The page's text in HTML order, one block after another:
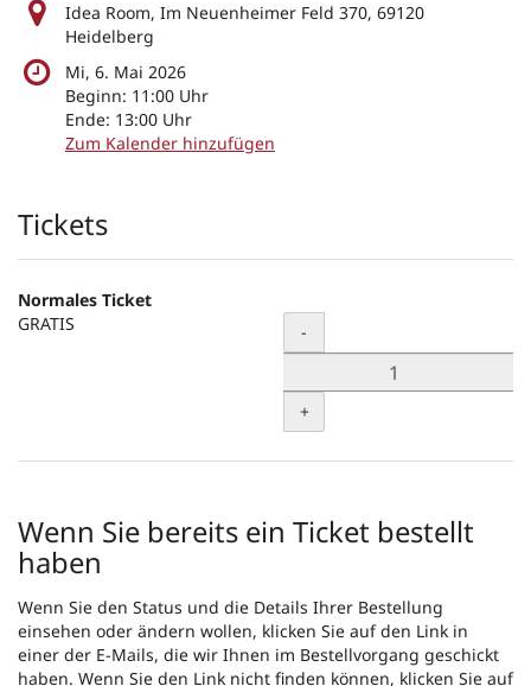
Idea Room, Im Neuenheimer Feld 370, 69120
Heidelberg
Mi, 6. Mai 2026
Beginn: 11:00 Uhr
Ende: 13:00 Uhr
Zum Kalender hinzufügen
Produkte
Tickets
Normales Ticket
GRATIS
Menge
-
+
Wenn Sie bereits ein Ticket bestellt
haben
Wenn Sie den Status und die Details Ihrer Bestellung
einsehen oder ändern wollen, klicken Sie auf den Link in
einer der E-Mails, die wir Ihnen im Bestellvorgang geschickt
haben. Wenn Sie den Link nicht finden können, klicken Sie auf